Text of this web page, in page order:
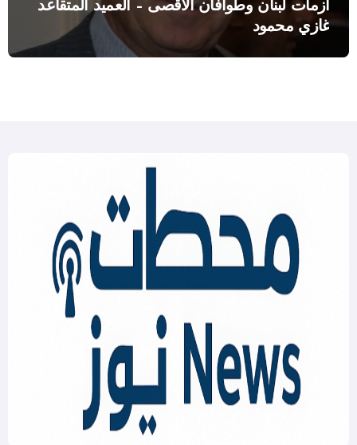
أزمات لبنان وطوافان الاقصى – العميد المتقاعد
غازي محمود